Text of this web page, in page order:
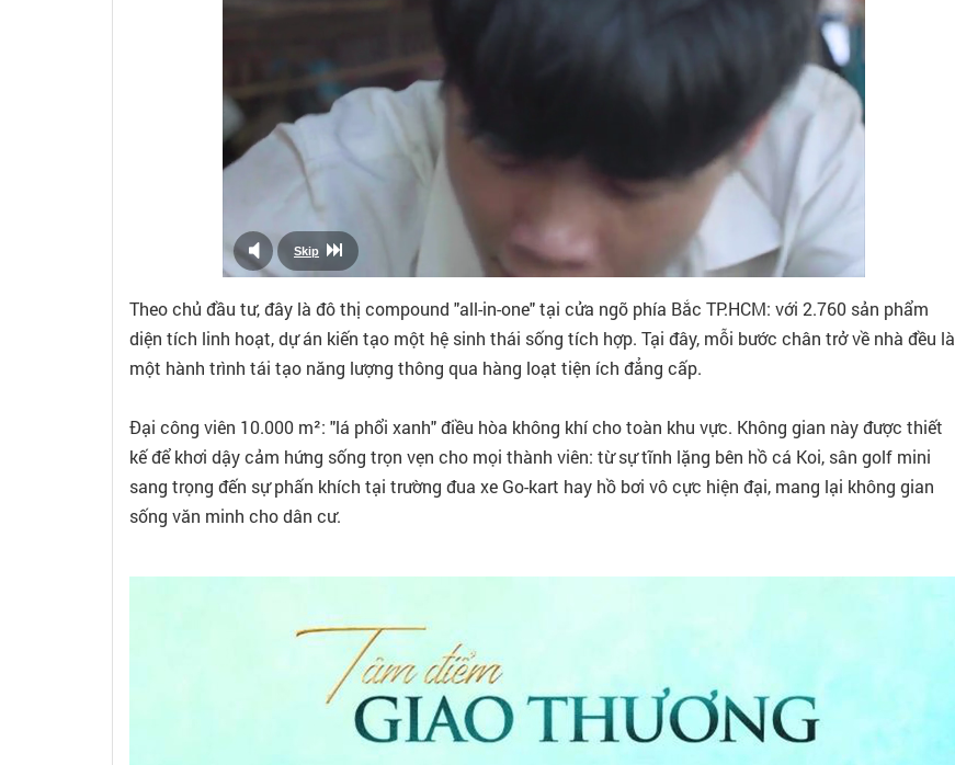
Theo chủ đầu tư, đây là đô thị compound "all-in-one" tại cửa ngõ phía Bắc TP.HCM: với 2.760 sản phẩm
diện tích linh hoạt, dự án kiến tạo một hệ sinh thái sống tích hợp. Tại đây, mỗi bước chân trở về nhà đều là
một hành trình tái tạo năng lượng thông qua hàng loạt tiện ích đẳng cấp.
Đại công viên 10.000 m²: "lá phổi xanh" điều hòa không khí cho toàn khu vực. Không gian này được thiết
kế để khơi dậy cảm hứng sống trọn vẹn cho mọi thành viên: từ sự tĩnh lặng bên hồ cá Koi, sân golf mini
sang trọng đến sự phấn khích tại trường đua xe Go-kart hay hồ bơi vô cực hiện đại, mang lại không gian
sống văn minh cho dân cư.